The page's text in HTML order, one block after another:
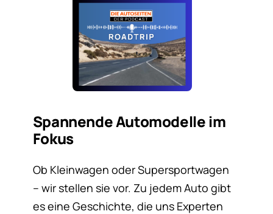
Spannende Automodelle im
Fokus
Ob Kleinwagen oder Supersportwagen
– wir stellen sie vor. Zu jedem Auto gibt
es eine Geschichte, die uns Experten